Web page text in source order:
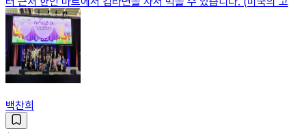
백찬희